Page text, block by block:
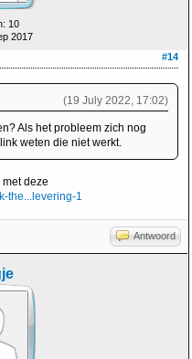
10
2017
#14
(19 July 2022, 17:02)
Als het probleem zich nog
weten die niet werkt.
deze
the...levering-1
Antwoord